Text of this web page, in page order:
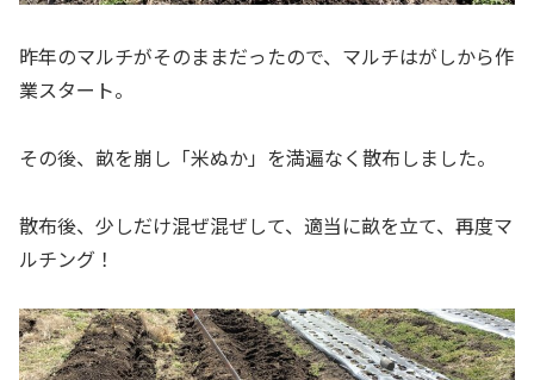
昨年のマルチがそのままだったので、マルチはがしから作
業スタート。
その後、畝を崩し「米ぬか」を満遍なく散布しました。
散布後、少しだけ混ぜ混ぜして、適当に畝を立て、再度マ
ルチング！